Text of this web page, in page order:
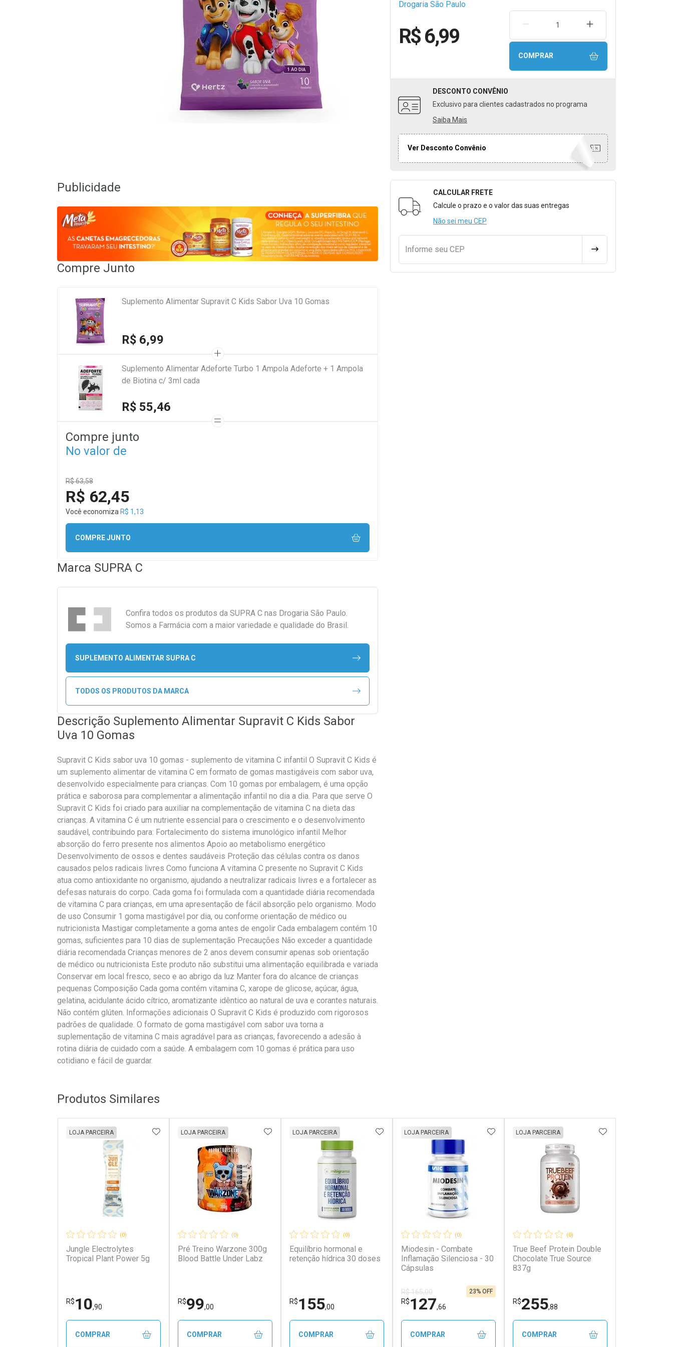
Drogaria São Paulo
R$ 6,99
REMOVER UMA UNIDADEAUMENTAR UMA
COMPRAR
DESCONTO CONVÊNIO
Exclusivo para clientes cadastrados no programa
Saiba Mais
Ver Desconto Convênio
Formulário para Calcular o Frete
CALCULAR FRETE
Calcule o prazo e o valor das suas entregas
Não sei meu CEP
Informe seu CEP CALCULAR FRETE
Publicidade
Compre Junto
Suplemento Alimentar Supravit C Kids Sabor Uva 10 Gomas
R$ 6,99
Suplemento Alimentar Adeforte Turbo 1 Ampola Adeforte + 1 Ampola
de Biotina c/ 3ml cada
R$ 55,46
Compre junto
No valor de
R$ 63,58
R$ 62,45
Você economiza R$ 1,13
COMPRE JUNTO
Marca SUPRA C
Confira todos os produtos da SUPRA C nas Drogaria São Paulo.
Somos a Farmácia com a maior variedade e qualidade do Brasil.
SUPLEMENTO ALIMENTAR SUPRA C
TODOS OS PRODUTOS DA MARCA
Descrição Suplemento Alimentar Supravit C Kids Sabor
Uva 10 Gomas
Supravit C Kids sabor uva 10 gomas - suplemento de vitamina C infantil O Supravit C Kids é
um suplemento alimentar de vitamina C em formato de gomas mastigáveis com sabor uva,
desenvolvido especialmente para crianças. Com 10 gomas por embalagem, é uma opção
prática e saborosa para complementar a alimentação infantil no dia a dia. Para que serve O
Supravit C Kids foi criado para auxiliar na complementação de vitamina C na dieta das
crianças. A vitamina C é um nutriente essencial para o crescimento e o desenvolvimento
saudável, contribuindo para: Fortalecimento do sistema imunológico infantil Melhor
absorção do ferro presente nos alimentos Apoio ao metabolismo energético
Desenvolvimento de ossos e dentes saudáveis Proteção das células contra os danos
causados pelos radicais livres Como funciona A vitamina C presente no Supravit C Kids
atua como antioxidante no organismo, ajudando a neutralizar radicais livres e a fortalecer as
defesas naturais do corpo. Cada goma foi formulada com a quantidade diária recomendada
de vitamina C para crianças, em uma apresentação de fácil absorção pelo organismo. Modo
de uso Consumir 1 goma mastigável por dia, ou conforme orientação de médico ou
nutricionista Mastigar completamente a goma antes de engolir Cada embalagem contém 10
gomas, suficientes para 10 dias de suplementação Precauções Não exceder a quantidade
diária recomendada Crianças menores de 2 anos devem consumir apenas sob orientação
de médico ou nutricionista Este produto não substitui uma alimentação equilibrada e variada
Conservar em local fresco, seco e ao abrigo da luz Manter fora do alcance de crianças
pequenas Composição Cada goma contém vitamina C, xarope de glicose, açúcar, água,
gelatina, acidulante ácido cítrico, aromatizante idêntico ao natural de uva e corantes naturais.
Não contém glúten. Informações adicionais O Supravit C Kids é produzido com rigorosos
padrões de qualidade. O formato de goma mastigável com sabor uva torna a
suplementação de vitamina C mais agradável para as crianças, favorecendo a adesão à
rotina diária de cuidado com a saúde. A embalagem com 10 gomas é prática para uso
cotidiano e fácil de guardar.
Produtos Similares
(0)
Jungle Electrolytes
Tropical Plant Power 5g
LOJA PARCEIRA
R$10,90
ADICIONAR AOS FAVORITOS
COMPRAR
(0)
Pré Treino Warzone 300g
Blood Battle Under Labz
LOJA PARCEIRA
R$99,00
ADICIONAR AOS FAVORITOS
COMPRAR
(0)
Equilíbrio hormonal e
retenção hídrica 30 doses
LOJA PARCEIRA
R$155,00
ADICIONAR AOS FAVORITOS
COMPRAR
(0)
Miodesin - Combate
Inflamação Silenciosa - 30
Cápsulas
LOJA PARCEIRA
R$ 165,00
R$127,66
23% OFF
ADICIONAR AOS FAVORITOS
COMPRAR
(0)
True Beef Protein Double
Chocolate True Source
837g
LOJA PARCEIRA
R$255,88
ADICIONAR AOS
COMPRAR